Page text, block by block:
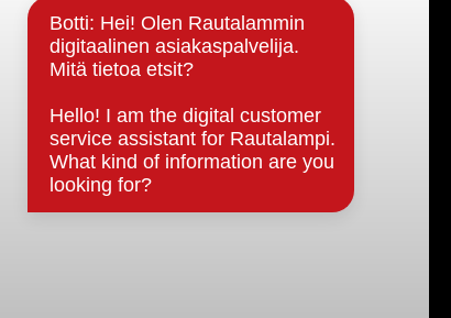
Päätöksenteko ja lähidemokratia
Päätökset, esityslistat & pöytäkirjat
Hallinto
Kunnanhallitus
Kunnanvaltuusto